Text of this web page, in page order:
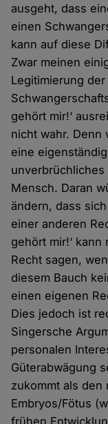
ausgeht, dass
einen
kann auf diese
Zwar meinen
Legitimierung
gehört mir!‘
nicht wahr. Denn
eine
Mensch. Daran
ändern, dass
einer anderen
gehört mir!‘
Recht sagen,
diesem Bauch
einen eigenen
Dies jedoch ist
Singersche
personalen
Güterabwägung
zukommt als den
Embryos/Fötus